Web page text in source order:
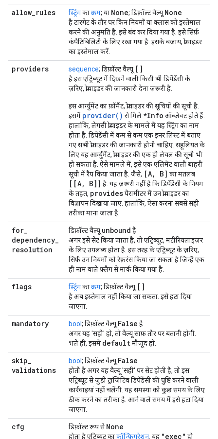
allow_rules स्ट्रिंगकाक्रम; या None; डिफ़ॉल्ट वैल्यू None
है टारगेट के तौर पर किन नियमों या क्लास को इस्तेमाल
करने की अनुमति है. इसे बंद कर दिया गया है. इसे सिर्फ़
कंपैटिबिलिटी के लिए रखा गया है. इसके बजाय, प्रोवाइडर
का इस्तेमाल करें.
providers sequence; डिफ़ॉल्ट वैल्यू []
है इस एट्रिब्यूट में दिखने वाली किसी भी डिपेंडेंसी के
ज़रिए, प्रोवाइडर की जानकारी देना ज़रूरी है.
इस आर्ग्युमेंट का फ़ॉर्मैट, प्रोवाइडर की सूचियों की सूची है.
इसमें provider() से मिले *Info ऑब्जेक्ट होते हैं.
हालांकि, लेगसी प्रोवाइडर के मामले में यह स्ट्रिंग का नाम
होता है. डिपेंडेंसी में कम से कम एक इनर लिस्ट में बताए
गए सभी प्रोवाइडर की जानकारी होनी चाहिए. सहूलियत के
लिए यह आर्ग्युमेंट, प्रोवाइडर की एक ही लेवल की सूची भी
हो सकता है. ऐसे मामले में, इसे एक एलिमेंट वाली बाहरी
सूची में रैप किया जाता है. जैसे, [A, B] का मतलब
[[A, B]] है. यह ज़रूरी नहीं है कि डिपेंडेंसी के नियम
के तहत, providesपैरामीटर में उन प्रोवाइडर का
विज्ञापन दिखाया जाए. हालांकि, ऐसा करना सबसे सही
तरीका माना जाता है.
for_
dependency_
resolution
डिफ़ॉल्ट वैल्यू unbound है
अगर इसे सेट किया जाता है, तो एट्रिब्यूट, मटीरियलाइज़र
के लिए उपलब्ध होता है. इस तरह के एट्रिब्यूट के ज़रिए,
सिर्फ़ उन नियमों को रेफ़रंस किया जा सकता है जिन्हें एक
ही नाम वाले फ़्लैग से मार्क किया गया है.
flags स्ट्रिंगकाक्रम; डिफ़ॉल्ट वैल्यू []
है अब इस्तेमाल नहीं किया जा सकता. इसे हटा दिया
जाएगा.
mandatory bool ; डिफ़ॉल्ट वैल्यू False है
अगर यह 'सही' हो, तो वैल्यू साफ़ तौर पर बतानी होगी.
भले ही, इसमें defaultमौजूद हो.
skip_
validations
bool ; डिफ़ॉल्ट वैल्यू False
होती है अगर यह वैल्यू 'सही' पर सेट होती है, तो इस
एट्रिब्यूट से जुड़ी ट्रांज़िटिव डिपेंडेंसी की पुष्टि करने वाली
कार्रवाइयां नहीं चलेंगी. यह समस्या को कुछ समय के लिए
ठीक करने का तरीका है. आने वाले समय में इसे हटा दिया
जाएगा.
cfg डिफ़ॉल्ट रूप सेNone
होता है एट्रिब्यूट काकॉन्फ़िगरेशन . यह "exec" हो